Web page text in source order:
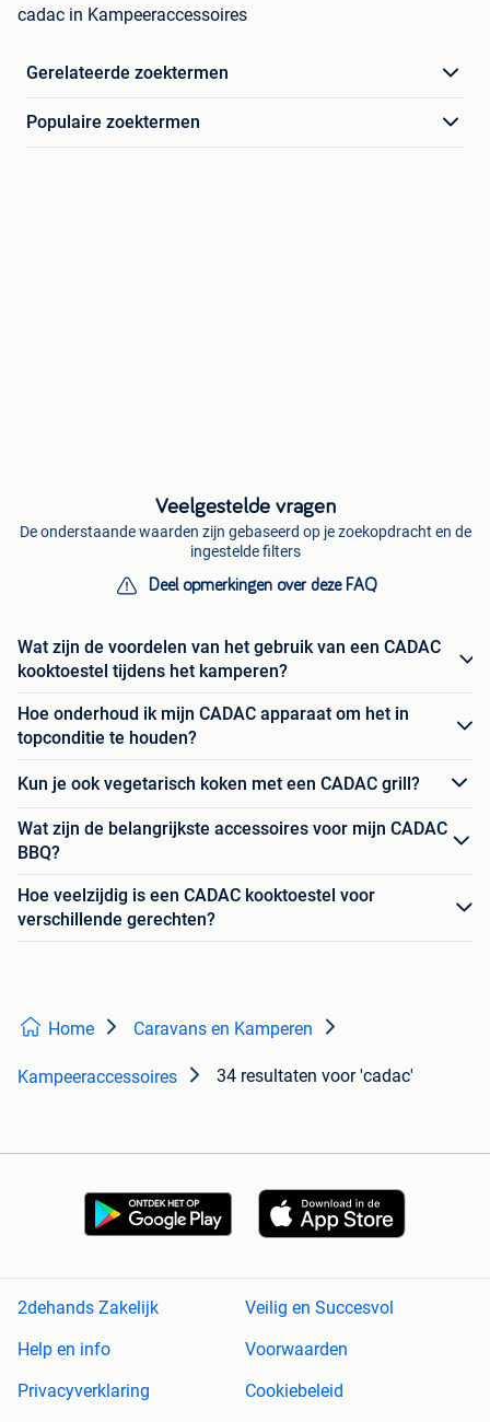
cadac in Kampeeraccessoires
Gerelateerde zoektermen
Populaire zoektermen
Veelgestelde vragen
De onderstaande waarden zijn gebaseerd op je zoekopdracht en de
ingestelde filters
Deel opmerkingen over deze FAQ
Wat zijn de voordelen van het gebruik van een CADAC
kooktoestel tijdens het kamperen?
Hoe onderhoud ik mijn CADAC apparaat om het in
topconditie te houden?
Kun je ook vegetarisch koken met een CADAC grill?
Wat zijn de belangrijkste accessoires voor mijn CADAC
BBQ?
Hoe veelzijdig is een CADAC kooktoestel voor
verschillende gerechten?
Home Caravans en Kamperen
Kampeeraccessoires 34 resultaten voor 'cadac'
2dehands Zakelijk
Veilig en Succesvol
Help en info
Voorwaarden
Privacyverklaring
Cookiebeleid